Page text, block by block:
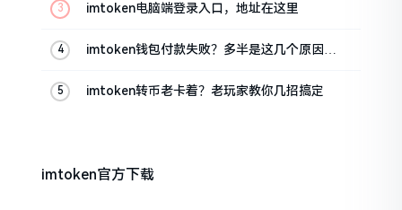
imtoken电脑端登录入口，地址在这里
imtoken钱包付款失败？多半是这几个原因闹
imtoken转币老卡着？老玩家教你几招搞定
imtoken官方下载